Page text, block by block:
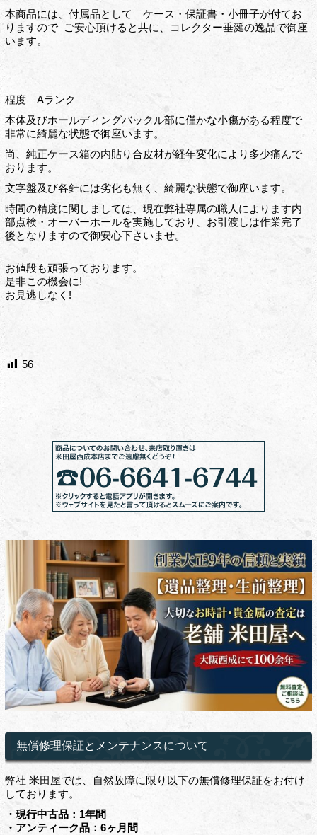
本商品には、付属品として ケース・保証書・小冊子が付てお
りますので ご安心頂けると共に、コレクター垂涎の逸品で御座
います。
程度 Aランク
本体及びホールディングバックル部に僅かな小傷がある程度で
非常に綺麗な状態で御座います。
尚、純正ケース箱の内貼り合皮材が経年変化により多少痛んで
おります。
文字盤及び各針には劣化も無く、綺麗な状態で御座います。
時間の精度に関しましては、現在弊社専属の職人によります内
部点検・オーバーホールを実施しており、お引渡しは作業完了
後となりますので御安心下さいませ。
お値段も頑張っております。
是非この機会に!
お見逃しなく!
56
無償修理保証とメンテナンスについて
弊社 米田屋では、自然故障に限り以下の無償修理保証をお付け
しております。
・現行中古品：1年間
・アンティーク品：6ヶ月間